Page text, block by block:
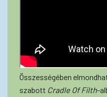
Összességében
szabott Cradle Of Filth-